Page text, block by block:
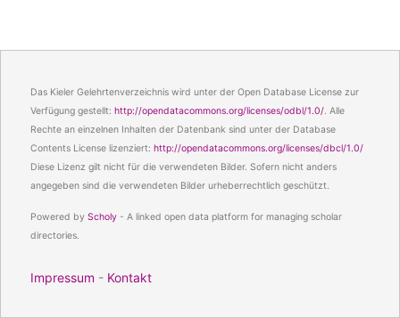
Das Kieler Gelehrtenverzeichnis wird unter der Open Database License zur
Verfügung gestellt: http://opendatacommons.org/licenses/odbl/1.0/. Alle
Rechte an einzelnen Inhalten der Datenbank sind unter der Database
Contents License lizenziert: http://opendatacommons.org/licenses/dbcl/1.0/
Diese Lizenz gilt nicht für die verwendeten Bilder. Sofern nicht anders
angegeben sind die verwendeten Bilder urheberrechtlich geschützt.
Powered by Scholy- A linked open data platform for managing scholar
directories.
Impressum - Kontakt